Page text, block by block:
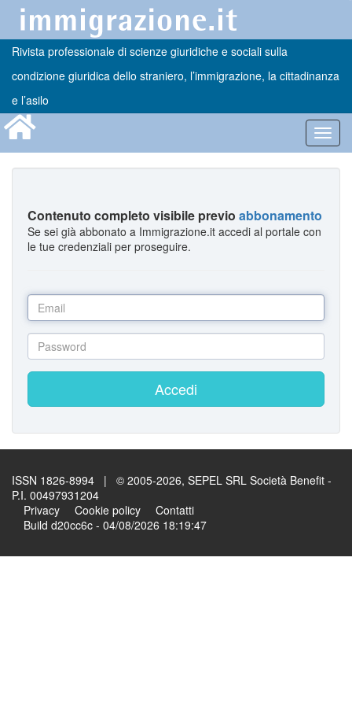
Rivista professionale di scienze giuridiche e sociali sulla
condizione giuridica dello straniero, l’immigrazione, la cittadinanza
e l’asilo
Contenuto completo visibile previo abbonamento
Se sei già abbonato a Immigrazione.it accedi al portale con
le tue credenziali per proseguire.
Accedi
ISSN 1826-8994 | © 2005-2026, SEPEL SRL Società Benefit -
P.I. 00497931204
Privacy
Cookie policy
Contatti
Build d20cc6c - 04/08/2026 18:19:47